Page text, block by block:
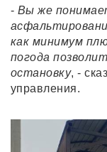
- Вы же
как минимум
погода
остановку, -
управления.